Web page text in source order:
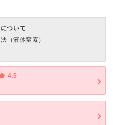
ついて
（液体窒素）
4.5